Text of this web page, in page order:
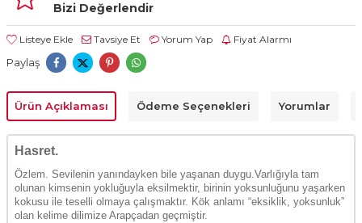
Bizi Değerlendir
Listeye Ekle Tavsiye Et Yorum Yap Fiyat Alarmı
Paylaş
Ürün Açıklaması Ödeme Seçenekleri Yorumlar
Hasret.
Özlem. Sevilenin yanındayken bile yaşanan duygu.Varlığıyla tam
olunan kimsenin yokluğuyla eksilmektir, birinin yoksunluğunu yaşarken
kokusu ile teselli olmaya çalışmaktır. Kök anlamı “eksiklik, yoksunluk”
olan kelime dilimize Arapçadan geçmiştir.